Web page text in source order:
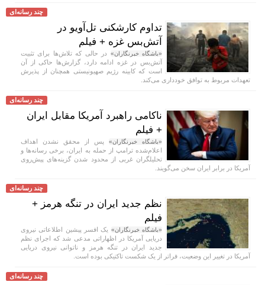
چند رسانه‌ای
تداوم کارشکنی تل‌آویو در
آتش‌بس غزه + فیلم
«باشگاه خبرنگاران» در حالی که تلاش‌ها برای تثبیت
آتش‌بس در غزه ادامه دارد، گزارش‌ها حاکی از آن
است که کابینه رژیم صهیونیستی همچنان از پذیرش
تعهدات مربوط به توافق خودداری می‌کند.
چند رسانه‌ای
ناکامی راهبرد آمریکا مقابل ایران
+ فیلم
«باشگاه خبرنگاران» پس از محقق نشدن اهداف
اعلام‌شده ترامپ از حمله به ایران، برخی رسانه‌ها و
تحلیلگران غربی از محدود شدن گزینه‌های پیش‌روی
آمریکا در برابر ایران سخن می‌گویند.
چند رسانه‌ای
نظم جدید ایران در تنگه هرمز +
فیلم
«باشگاه خبرنگاران» یک افسر پیشین اطلاعاتی نیروی
دریایی آمریکا در اظهاراتی مدعی شد که اجرای نظم
جدید ایران در تنگه هرمز و ناتوانی نیروی دریایی
آمریکا در تغییر این وضعیت، فراتر از یک شکست تاکتیکی بوده است.
چند رسانه‌ای